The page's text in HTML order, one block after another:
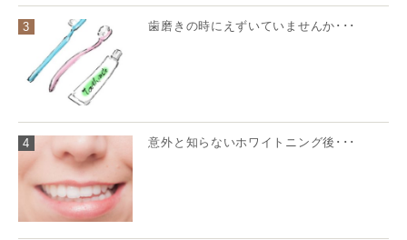
3 歯磨きの時にえずいていませんか･･･
4 意外と知らないホワイトニング後･･･